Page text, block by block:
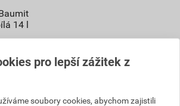
14 l
pro lepší zážitek z
soubory cookies, abychom zajistili